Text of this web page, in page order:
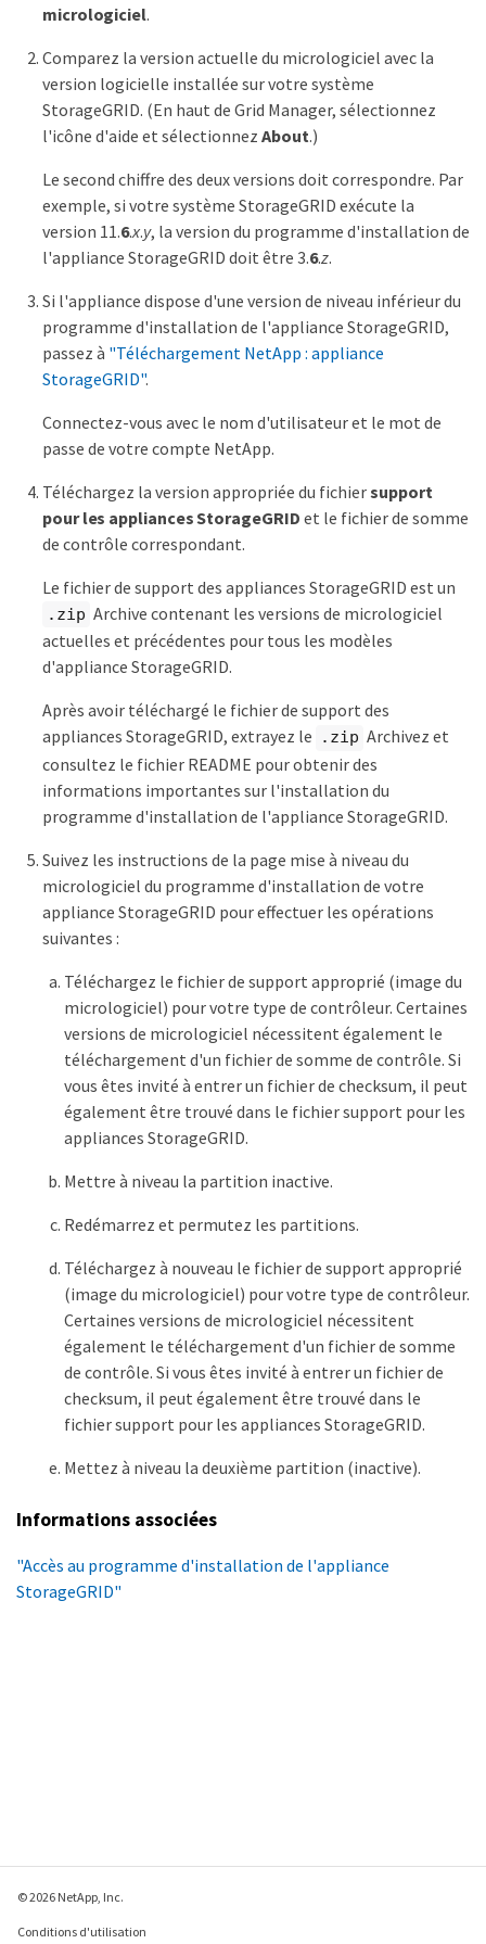
micrologiciel.
Comparez la version actuelle du micrologiciel avec la
version logicielle installée sur votre système
StorageGRID. (En haut de Grid Manager, sélectionnez
l'icône d'aide et sélectionnez About.)
Le second chiffre des deux versions doit correspondre. Par
exemple, si votre système StorageGRID exécute la
version 11.6.x.y, la version du programme d'installation de
l'appliance StorageGRID doit être 3.6.z.
Si l'appliance dispose d'une version de niveau inférieur du
programme d'installation de l'appliance StorageGRID,
passez à "Téléchargement NetApp : appliance
StorageGRID".
Connectez-vous avec le nom d'utilisateur et le mot de
passe de votre compte NetApp.
Téléchargez la version appropriée du fichiersupport
pour les appliances StorageGRID et le fichier de somme
de contrôle correspondant.
Le fichier de support des appliances StorageGRID est un
.zip Archive contenant les versions de micrologiciel
actuelles et précédentes pour tous les modèles
d'appliance StorageGRID.
Après avoir téléchargé le fichier de support des
appliances StorageGRID, extrayez le
.zip Archivez et
consultez le fichier README pour obtenir des
informations importantes sur l'installation du
programme d'installation de l'appliance StorageGRID.
Suivez les instructions de la page mise à niveau du
micrologiciel du programme d'installation de votre
appliance StorageGRID pour effectuer les opérations
suivantes :
Téléchargez le fichier de support approprié (image du
micrologiciel) pour votre type de contrôleur. Certaines
versions de micrologiciel nécessitent également le
téléchargement d'un fichier de somme de contrôle. Si
vous êtes invité à entrer un fichier de checksum, il peut
également être trouvé dans le fichier support pour les
appliances StorageGRID.
Mettre à niveau la partition inactive.
Redémarrez et permutez les partitions.
Téléchargez à nouveau le fichier de support approprié
(image du micrologiciel) pour votre type de contrôleur.
Certaines versions de micrologiciel nécessitent
également le téléchargement d'un fichier de somme
de contrôle. Si vous êtes invité à entrer un fichier de
checksum, il peut également être trouvé dans le
fichier support pour les appliances StorageGRID.
Mettez à niveau la deuxième partition (inactive).
Informations associées
"Accès au programme d'installation de l'appliance
StorageGRID"
© 2026 NetApp, Inc.
Conditions d'utilisation